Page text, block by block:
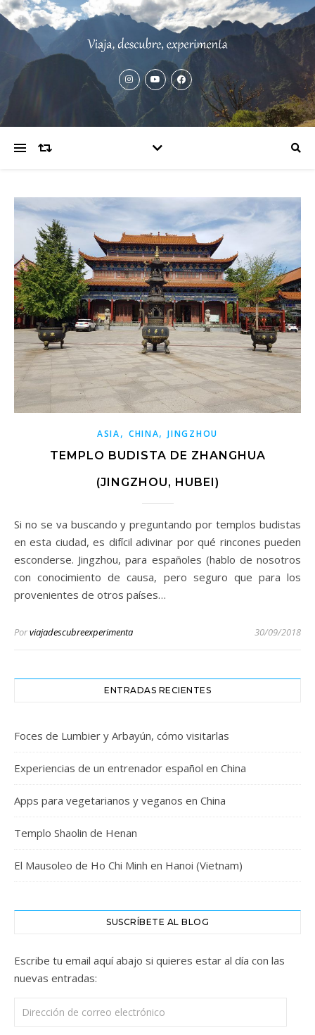
ASIA, CHINA,JINGZHOU
TEMPLO BUDISTA DE ZHANGHUA
(JINGZHOU, HUBEI)
Si no se va buscando y preguntando por templos budistas
en esta ciudad, es difícil adivinar por qué rincones pueden
esconderse. Jingzhou, para españoles (hablo de nosotros
con conocimiento de causa, pero seguro que para los
provenientes de otros países…
Porviajadescubreexperimenta 30/09/2018
ENTRADAS RECIENTES
Foces de Lumbier y Arbayún, cómo visitarlas
Experiencias de un entrenador español en China
Apps para vegetarianos y veganos en China
Templo Shaolin de Henan
El Mausoleo de Ho Chi Minh en Hanoi (Vietnam)
SUSCRÍBETE AL BLOG
Escribe tu email aquí abajo si quieres estar al día con las
nuevas entradas:
Dirección de correo electrónico